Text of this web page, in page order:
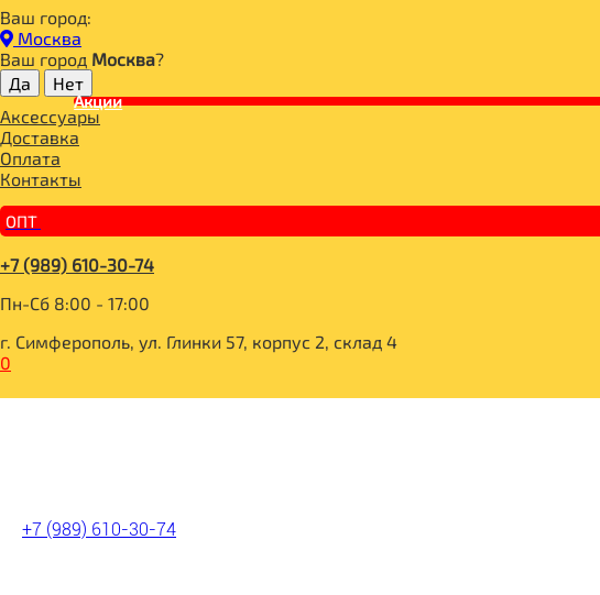
Ваш город:
Москва
Ваш город Москва?
Акции
Аксессуары
Доставка
Оплата
Контакты
ОПТ
+7 (989) 610-30-74
Пн-Сб 8:00 - 17:00
г. Симферополь, ул. Глинки 57, корпус 2, склад 4
0
+7 (989) 610-30-74
Главная
ДЛЯ ЗДОРОВОГО ПИТАНИЯ
САХАР И САХАРОЗАМЕНИТЕЛИ
СИРОПЫ И ТОППИНГИ
Сироп Топпинг Лесные ягоды 1л, Royal Cane